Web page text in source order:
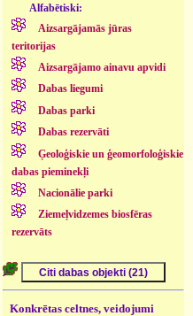
Alfabētiski:
Aizsargājamās jūras
teritorijas
Aizsargājamo ainavu apvidi
Dabas liegumi
Dabas parki
Dabas rezervāti
Ģeoloģiskie un ģeomorfoloģiskie
dabas pieminekļi
Nacionālie parki
Ziemeļvidzemes biosfēras
rezervāts
Konkrētas celtnes, veidojumi